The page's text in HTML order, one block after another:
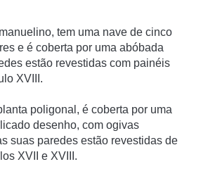
tem uma nave de cinco
e é coberta por uma abóbada
estão revestidas com painéis
XVIII.
poligonal, é coberta por uma
desenho, com ogivas
suas paredes estão revestidas de
XVII e XVIII.